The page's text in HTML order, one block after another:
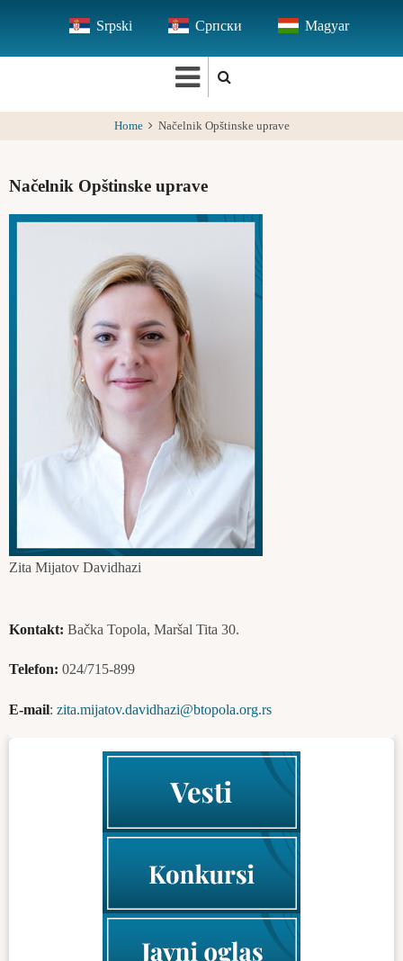
main
Srpski Српски Magyar
Home Načelnik Opštinske uprave
Načelnik Opštinske uprave
Zita Mijatov Davidhazi
Kontakt: Bačka Topola, Maršal Tita 30.
Telefon: 024/715-899
E-mail: zita.mijatov.davidhazi@btopola.org.rs